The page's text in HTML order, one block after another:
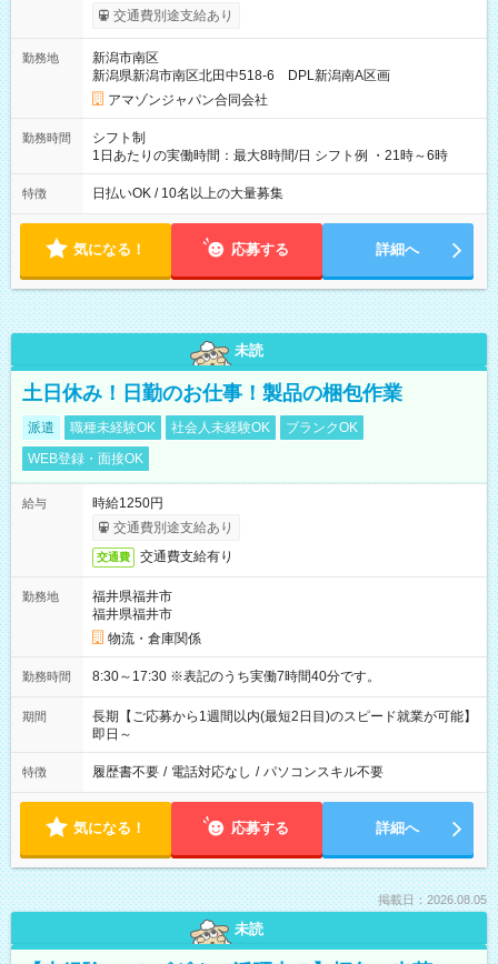
まで昇給の機会があります。 ■正社員登用制度あり ※月末締/翌
月25日支払い ※時間外手当、別途支給 ※深夜割増賃金 (22:00～
☆Amazon直雇用で安定して働けます！ 【試用期間】試用期間
あり 試用期間の長さ：1週間 雇用形態、給与は本採用時と同じ
です。
交通費別途支給あり
勤務地
新潟市南区
新潟県新潟市南区北田中518-6 DPL新潟南A区画
アマゾンジャパン合同会社
勤務時間
シフト制
1日あたりの実働時間：最大8時間/日 シフト例 ・21時～6時
特徴 日払いOK / 10名以上の大量募集
気になる！ 応募する 詳細へ
未読
土日休み！日勤のお仕事！製品の梱包作業
派遣 職種未経験OK 社会人未経験OK
ブランクOK
WEB登録・面接OK
給与
時給1250円
交通費別途支給あり
交通費 交通費支給有り
勤務地
福井県福井市
福井県福井市
物流・倉庫関係
勤務時間 8:30～17:30 ※表記のうち実働7時間40分です。
期間
長期【ご応募から1週間以内(最短2日目)のスピード就業が可能】
即日～
特徴 履歴書不要 / 電話対応なし / パソコンスキル不要
気になる！ 応募する 詳細へ
掲載日：2026.08.05
未読